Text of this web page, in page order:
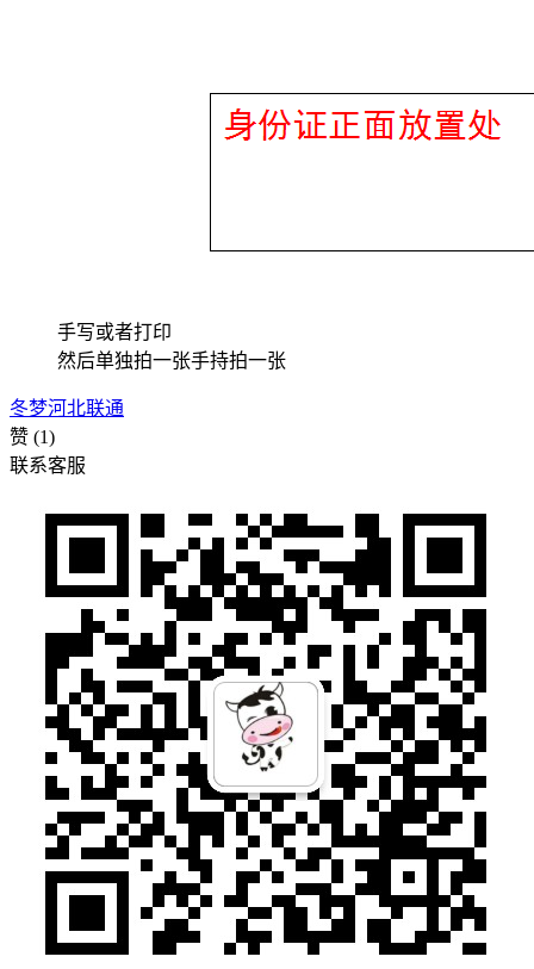
手写或者打印
然后单独拍一张手持拍一张
冬梦河北联通
赞 (1)
联系客服